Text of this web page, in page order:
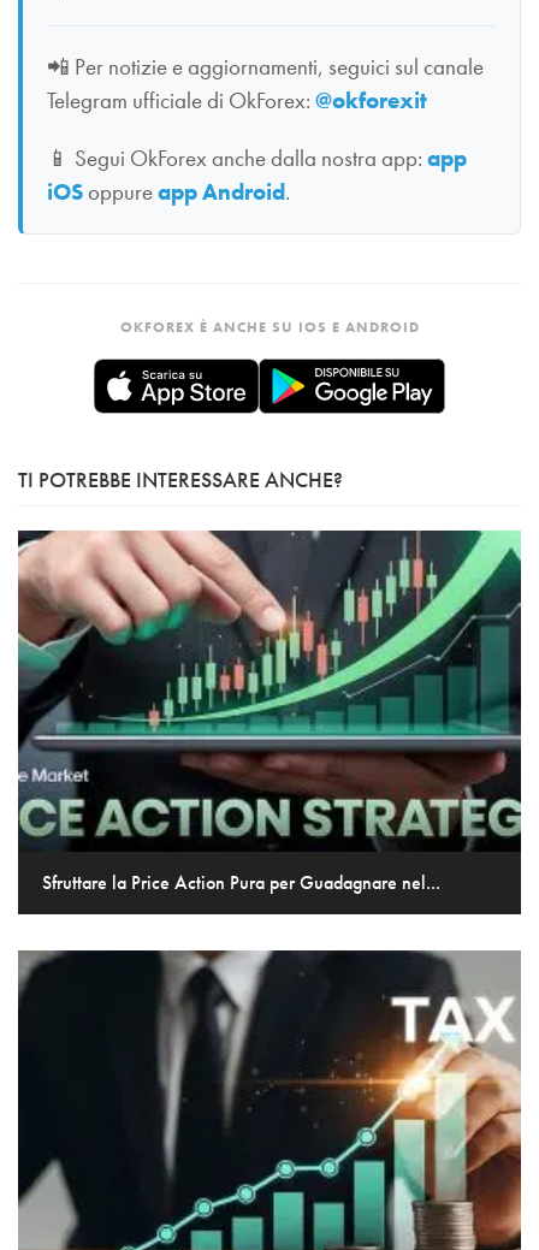
📲 Per notizie e aggiornamenti, seguici sul canale
Telegram ufficiale di OkForex: @okforexit
📱 Segui OkForex anche dalla nostra app: app
iOSoppureapp Android.
OKFOREX È ANCHE SU IOS E ANDROID
TI POTREBBE INTERESSARE ANCHE?
Sfruttare la Price Action Pura per Guadagnare nel...